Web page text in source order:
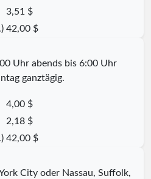
3,51 $
42,00 $
Uhr abends bis 6:00 Uhr
ganztägig.
4,00 $
2,18 $
42,00 $
City oder Nassau, Suffolk,